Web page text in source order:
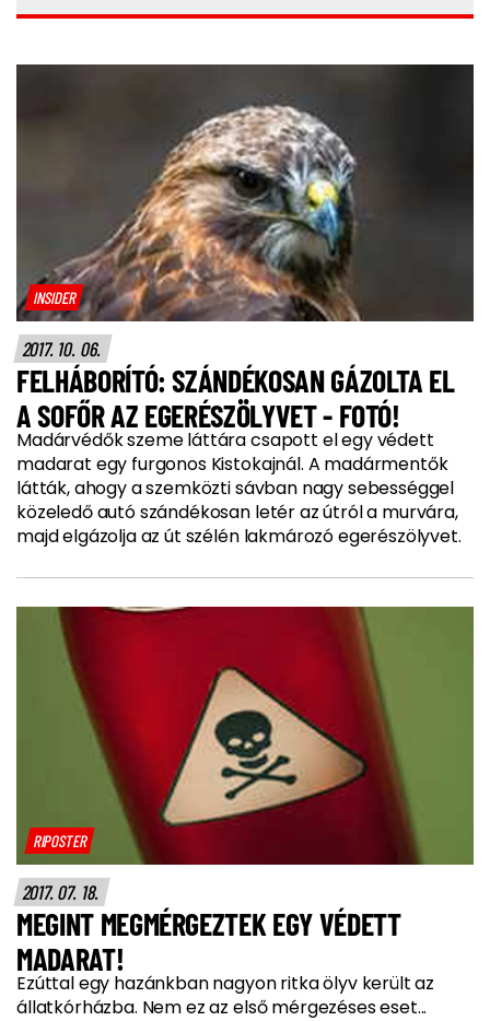
INSIDER
2017. 10. 06.
FELHÁBORÍTÓ: SZÁNDÉKOSAN GÁZOLTA EL
A SOFŐR AZ EGERÉSZÖLYVET - FOTÓ!
Madárvédők szeme láttára csapott el egy védett
madarat egy furgonos Kistokajnál. A madármentők
látták, ahogy a szemközti sávban nagy sebességgel
közeledő autó szándékosan letér az útról a murvára,
majd elgázolja az út szélén lakmározó egerészölyvet.
RIPOSTER
2017. 07. 18.
MEGINT MEGMÉRGEZTEK EGY VÉDETT
MADARAT!
Ezúttal egy hazánkban nagyon ritka ölyv került az
állatkórházba. Nem ez az első mérgezéses eset...